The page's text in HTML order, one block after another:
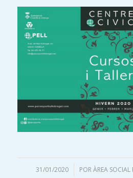
31/01/2020
/ PORÀREA SOCIAL